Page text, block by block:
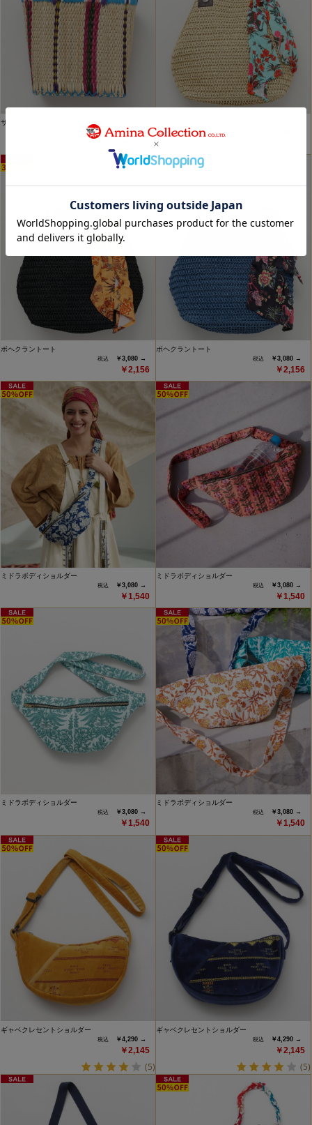
サコナコカゴＢＡＧ Ｓ
￥7,920 →
ボヘクラントート
￥3,080 →
￥2,156
ボヘクラントート
￥3,080 →
￥2,156
ミドラボディショルダー
￥3,080 →
￥1,540
ミドラボディショルダー
￥3,080 →
￥1,540
ミドラボディショルダー
￥3,080 →
￥1,540
ミドラボディショルダー
￥3,080 →
￥1,540
ギャベクレセントショルダー
￥4,290 →
￥2,145
(5)
ギャベクレセントショルダー
￥4,290 →
￥2,145
(5)